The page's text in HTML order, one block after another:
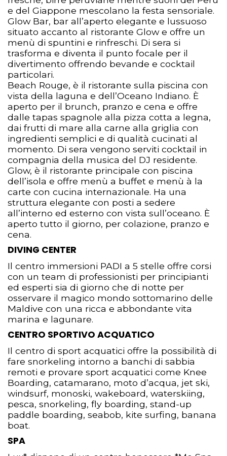
e del Giappone mescolano la festa sensoriale.
Glow Bar, bar all’aperto elegante e lussuoso
situato accanto al ristorante Glow e offre un
menù di spuntini e rinfreschi. Di sera si
trasforma e diventa il punto focale per il
divertimento offrendo bevande e cocktail
particolari.
Beach Rouge, è il ristorante sulla piscina con
vista della laguna e dell’Oceano Indiano. È
aperto per il brunch, pranzo e cena e offre
dalle tapas spagnole alla pizza cotta a legna,
dai frutti di mare alla carne alla griglia con
ingredienti semplici e di qualità cucinati al
momento. Di sera vengono serviti cocktail in
compagnia della musica del DJ residente.
Glow, è il ristorante principale con piscina
dell’isola e offre menù a buffet e menù à la
carte con cucina internazionale. Ha una
struttura elegante con posti a sedere
all’interno ed esterno con vista sull’oceano. È
aperto tutto il giorno, per colazione, pranzo e
cena.
DIVING CENTER
Il centro immersioni PADI a 5 stelle offre corsi
con un team di professionisti per principianti
ed esperti sia di giorno che di notte per
osservare il magico mondo sottomarino delle
Maldive con una ricca e abbondante vita
marina e lagunare.
CENTRO SPORTIVO ACQUATICO
Il centro di sport acquatici offre la possibilità di
fare snorkeling intorno a banchi di sabbia
remoti e provare sport acquatici come Knee
Boarding, catamarano, moto d’acqua, jet ski,
windsurf, monoski, wakeboard, waterskiing,
pesca, snorkeling, fly boarding, stand-up
paddle boarding, seabob, kite surfing, banana
boat.
SPA